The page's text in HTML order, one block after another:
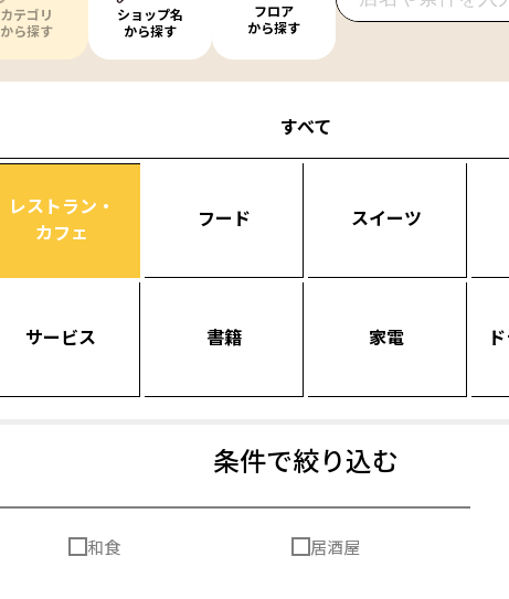
カテゴリ
から探す
ショップ名
から探す
フロア
から探す
すべて
レストラン・
カフェ
フード スイーツ
サービス 書籍 家電
条件で絞り込む
和食 居酒屋